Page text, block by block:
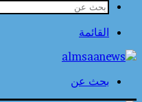
القائمة
بحث عن